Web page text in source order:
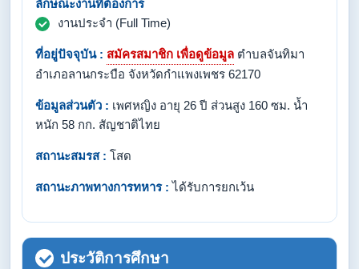
ลักษณะงานที่ต้องการ
งานประจำ (Full Time)
ที่อยู่ปัจจุบัน : สมัครสมาชิก เพื่อดูข้อมูล ตำบลจันทิมา
อำเภอลานกระบือ จังหวัดกำแพงเพชร 62170
ข้อมูลส่วนตัว : เพศหญิง อายุ 26 ปี ส่วนสูง 160 ซม. น้ำ
หนัก 58 กก. สัญชาติไทย
สถานะสมรส : โสด
สถานะภาพทางการทหาร : ได้รับการยกเว้น
ประวัติการศึกษา